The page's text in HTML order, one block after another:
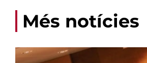
Més notícies